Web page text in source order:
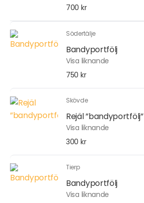
700 kr
Södertälje
Bandyportfölj
Visa liknande
750 kr
Skövde
Rejäl ”bandyportfölj”
Visa liknande
300 kr
Tierp
Bandyportfölj
Visa liknande